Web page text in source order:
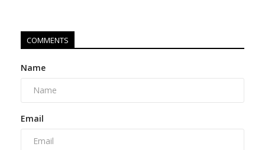
COMMENTS
Name
Email